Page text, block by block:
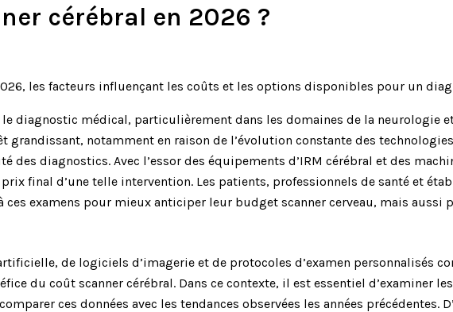
cérébral en 2026 ?
diagnostic médical, particulièrement dans les domaines de la neurologie
grandissant, notamment en raison de l’évolution constante des
des diagnostics. Avec l’essor des équipements d’IRM cérébral et des
final d’une telle intervention. Les patients, professionnels de santé et
ces examens pour mieux anticiper leur budget scanner cerveau, mais
de logiciels d’imagerie et de protocoles d’examen personnalisés
du coût scanner cérébral. Dans ce contexte, il est essentiel d’examiner
ces données avec les tendances observées les années précédentes.